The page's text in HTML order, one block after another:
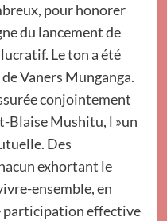
pour honorer
du lancement de
Le ton a été
Vaners Munganga.
conjointement
Blaise Mushitu, l »un
Des
exhortant le
ensemble, en
participation effective